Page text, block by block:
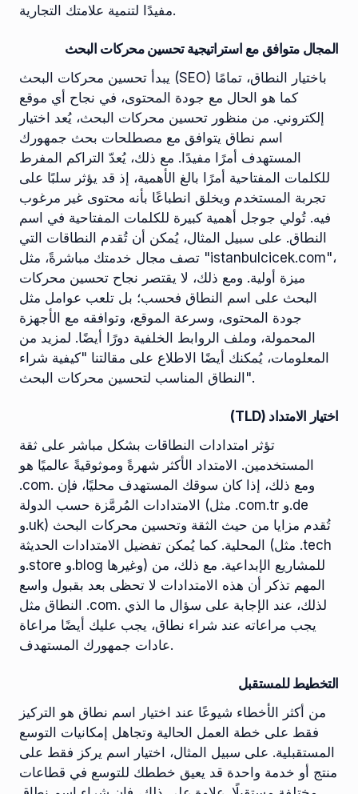
مفيدًا لتنمية علامتك التجارية.
المجال متوافق مع استراتيجية تحسين محركات البحث
يبدأ تحسين محركات البحث (SEO) باختيار النطاق، تمامًا
كما هو الحال مع جودة المحتوى، في نجاح أي موقع
إلكتروني. من منظور تحسين محركات البحث، يُعد اختيار
اسم نطاق يتوافق مع مصطلحات بحث جمهورك
المستهدف أمرًا مفيدًا. مع ذلك، يُعدّ التراكم المفرط
للكلمات المفتاحية أمرًا بالغ الأهمية، إذ قد يؤثر سلبًا على
تجربة المستخدم ويخلق انطباعًا بأنه محتوى غير مرغوب
فيه. تُولي جوجل أهمية كبيرة للكلمات المفتاحية في اسم
النطاق. على سبيل المثال، يُمكن أن تُقدم النطاقات التي
تصف مجال خدمتك مباشرةً، مثل "istanbulcicek.com"،
ميزة أولية. ومع ذلك، لا يقتصر نجاح تحسين محركات
البحث على اسم النطاق فحسب؛ بل تلعب عوامل مثل
جودة المحتوى، وسرعة الموقع، وتوافقه مع الأجهزة
المحمولة، وملف الروابط الخلفية دورًا أيضًا. لمزيد من
المعلومات، يُمكنك أيضًا الاطلاع على مقالتنا "كيفية شراء
النطاق المناسب لتحسين محركات البحث".
اختيار الامتداد (TLD)
تؤثر امتدادات النطاقات بشكل مباشر على ثقة
المستخدمين. الامتداد الأكثر شهرةً وموثوقيةً عالميًا هو
.com. ومع ذلك، إذا كان سوقك المستهدف محليًا، فإن
الامتدادات المُرمَّزة حسب الدولة (مثل .com.tr و.de
و.uk) تُقدم مزايا من حيث الثقة وتحسين محركات البحث
المحلية. كما يُمكن تفضيل الامتدادات الحديثة (مثل .tech
و.store و.blog وغيرها) للمشاريع الإبداعية. مع ذلك، من
المهم تذكر أن هذه الامتدادات لا تحظى بعد بقبول واسع
النطاق مثل .com. لذلك، عند الإجابة على سؤال ما الذي
يجب مراعاته عند شراء نطاق، يجب عليك أيضًا مراعاة
عادات جمهورك المستهدف.
التخطيط للمستقبل
من أكثر الأخطاء شيوعًا عند اختيار اسم نطاق هو التركيز
فقط على خطة العمل الحالية وتجاهل إمكانيات التوسع
المستقبلية. على سبيل المثال، اختيار اسم يركز فقط على
منتج أو خدمة واحدة قد يعيق خططك للتوسع في قطاعات